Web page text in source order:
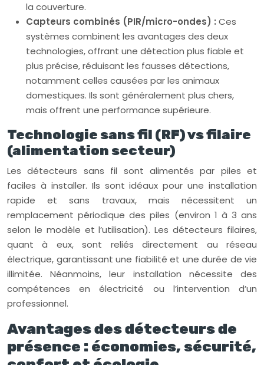
la couverture.
Capteurs combinés (PIR/micro-ondes) : Ces
systèmes combinent les avantages des deux
technologies, offrant une détection plus fiable et
plus précise, réduisant les fausses détections,
notamment celles causées par les animaux
domestiques. Ils sont généralement plus chers,
mais offrent une performance supérieure.
Technologie sans fil (RF) vs filaire
(alimentation secteur)
Les détecteurs sans fil sont alimentés par piles et
faciles à installer. Ils sont idéaux pour une installation
rapide et sans travaux, mais nécessitent un
remplacement périodique des piles (environ 1 à 3 ans
selon le modèle et l’utilisation). Les détecteurs filaires,
quant à eux, sont reliés directement au réseau
électrique, garantissant une fiabilité et une durée de vie
illimitée. Néanmoins, leur installation nécessite des
compétences en électricité ou l’intervention d’un
professionnel.
Avantages des détecteurs de
présence : économies, sécurité,